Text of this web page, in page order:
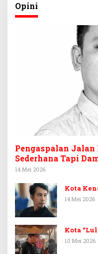
Opini
Pengaspalan Jalan
Sederhana Tapi
14 Mei 2026
Kota
14 Mei 2026
Kota
10 Mei 2026